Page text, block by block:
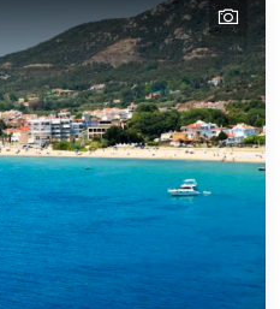
text